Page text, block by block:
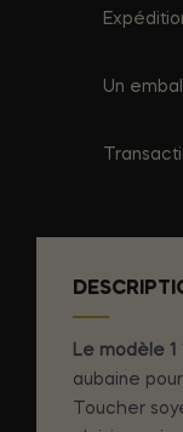
Un
Le modèle 1
aubaine
Toucher